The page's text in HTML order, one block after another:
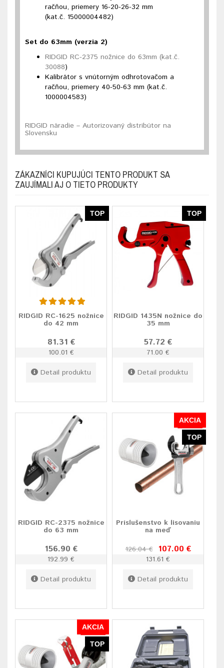
račňou, priemery 16-20-26-32 mm
(kat.č. 15000004482)
Set do 63mm (verzia 2)
RIDGID RC-2375 nožnice do 63mm (kat.č.
30088)
Kalibrátor s vnútorným odhrotovačom a
račňou, priemery 40-50-63 mm (kat.č.
1000004583)
RIDGID náradie – Autorizovaný distribútor na
Slovensku
ZÁKAZNÍCI KUPUJÚCI TENTO PRODUKT SA
ZAUJÍMALI AJ O TIETO PRODUKTY
TOP
RIDGID RC-1625 nožnice
do 42 mm
81.31 €
100.01 €
Detail produktu
TOP
RIDGID 1435N nožnice do
35 mm
57.72 €
71.00 €
Detail produktu
RIDGID RC-2375 nožnice
do 63 mm
156.90 €
192.99 €
Detail produktu
AKCIA
TOP
Príslušenstvo k lisovaniu
na meď
126.04 € 107.00 €
131.61 €
Detail produktu
AKCIA
TOP